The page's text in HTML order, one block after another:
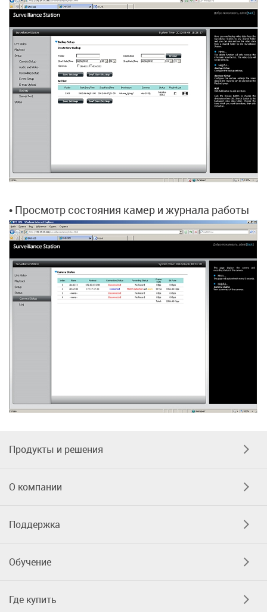
• Просмотр состояния камер и журнала работы
Продукты и решения
О компании
Поддержка
Обучение
Где купить